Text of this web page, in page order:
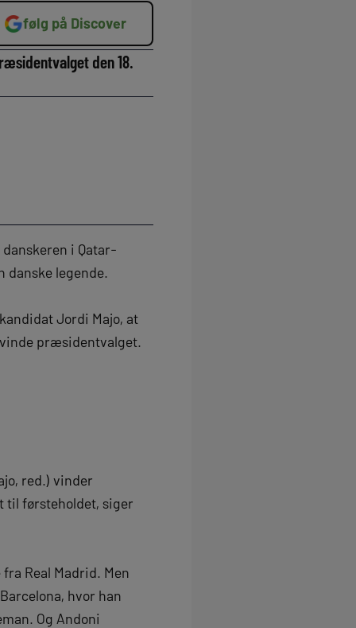
følg på Discover
den 18.
i Qatar-
danske legende.
Jordi Majo, at
præsidentvalget.
red.) vinder
til førsteholdet, siger
Real Madrid. Men
hvor han
Og Andoni